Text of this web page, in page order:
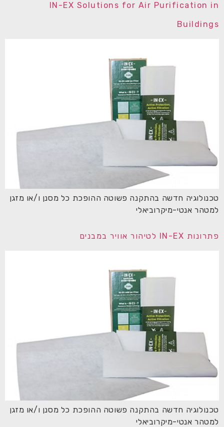
IN-EX Solutions for Air Purification in
Buildings
טכנולוגיה חדשה בהתקנה פשוטה ההופכת כל מסנן ו/או מזגן
למטהר אנטי-מיקרוביאלי
פתרונות IN-EX לטיהור אוויר במבנים
טכנולוגיה חדשה בהתקנה פשוטה ההופכת כל מסנן ו/או מזגן
למטהר אנטי-מיקרוביאלי